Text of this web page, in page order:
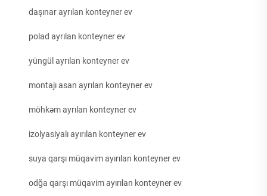
daşınar ayrılan konteyner ev
polad ayrılan konteyner ev
yüngül ayrılan konteyner ev
montajı asan ayrılan konteyner ev
möhkəm ayrılan konteyner ev
izolyasiyalı ayırılan konteyner ev
suya qarşı müqavim ayırılan konteyner ev
odğa qarşı müqavim ayırılan konteyner ev